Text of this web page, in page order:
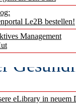
Le2B bestellen!
Management
eLibrary in neuem